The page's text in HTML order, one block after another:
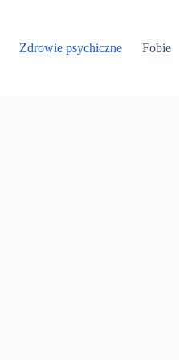
Zdrowie psychiczne Fobie